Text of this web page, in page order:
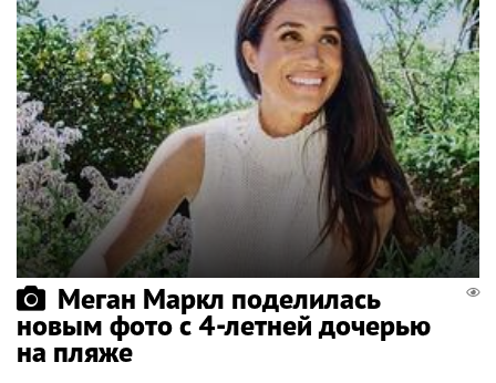
Меган Маркл поделилась
новым фото с 4-летней дочерью
на пляже